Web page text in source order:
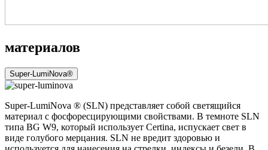
материалов
Super-LumiNova®
Super-LumiNova ® (SLN) представляет собой cветящийся
материал с фосфоресцирующими свойствами. В темноте SLN
типа BG W9, который использует Certina, испускает свет в
виде голубого мерцания. SLN не вредит здоровью и